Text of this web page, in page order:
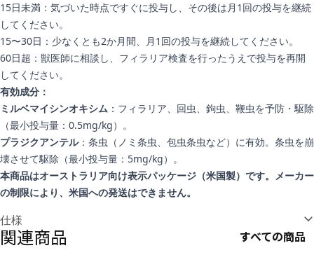
15日未満：気づいた時点ですぐに投与し、その後は月1回の投与を継続
してください。
15〜30日：少なくとも2か月間、月1回の投与を継続してください。
60日超：獣医師に相談し、フィラリア検査を行ったうえで投与を再開
してください。
有効成分：
ミルベマイシンオキシム ：フィラリア、回虫、鉤虫、鞭虫を予防・駆除
（最小投与量：0.5mg/kg）。
プラジクアンテル：条虫（ノミ条虫、包虫条虫など）に有効。条虫を崩
壊させて駆除（最小投与量：5mg/kg）。
本商品はオーストラリア向け表示パッケージ（米国製）です。メーカー
の制限により、米国への発送はできません。
仕様
関連商品 すべての商品